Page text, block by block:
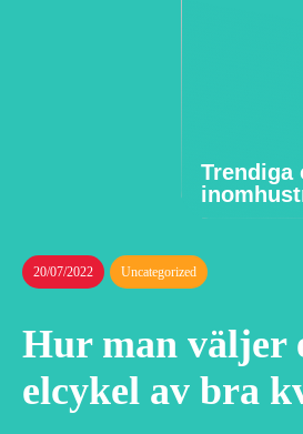
Trendiga
20/07/2022 Uncategorized
Hur man väljer
elcykel av bra